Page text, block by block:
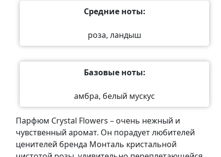
Средние ноты:
роза, ландыш
Базовые ноты:
амбра, белый мускус
Парфюм Crystal Flowers – очень нежный и
чувственный аромат. Он порадует любителей
ценителей бренда Монталь кристальной